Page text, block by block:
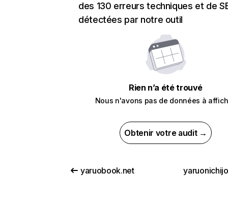
des 130 erreurs techniques et de
détectées par notre outil
Rien n’a été trouvé
Nous n'avons pas de données à
Obtenir votre audit →
yaruobook.net